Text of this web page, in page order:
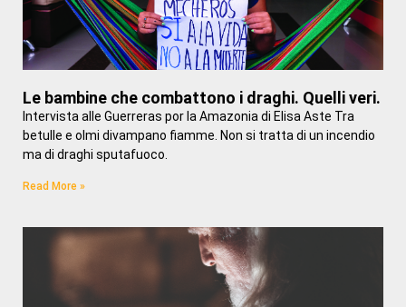
Le bambine che combattono i draghi. Quelli veri.
Intervista alle Guerreras por la Amazonia di Elisa Aste Tra
betulle e olmi divampano fiamme. Non si tratta di un incendio
ma di draghi sputafuoco.
Read More »